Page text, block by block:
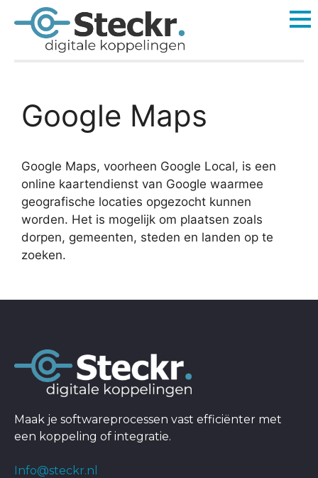
Google Maps
Google Maps, voorheen Google Local, is een
online kaartendienst van Google waarmee
geografische locaties opgezocht kunnen
worden. Het is mogelijk om plaatsen zoals
dorpen, gemeenten, steden en landen op te
zoeken.
Maak je softwareprocessen vast efficiënter met
een koppeling of integratie.
Info@steckr.nl